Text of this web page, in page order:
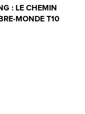
: LE CHEMIN
MONDE T10